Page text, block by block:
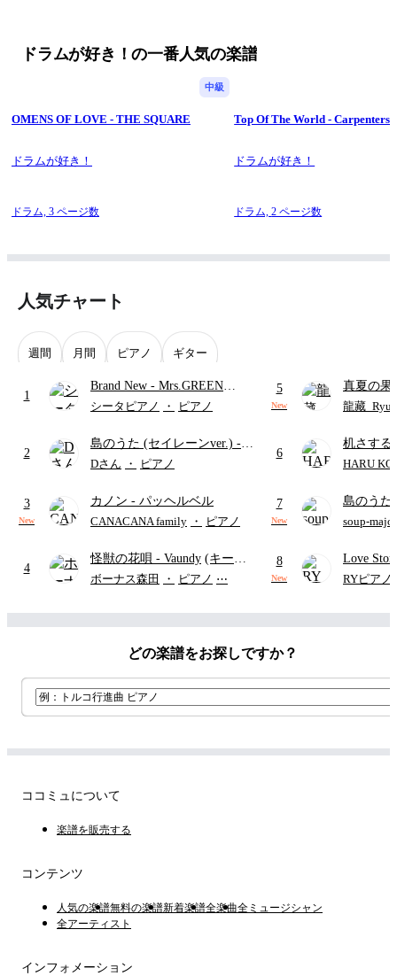
ドラムが好き！の一番人気の楽譜
中級
OMENS OF LOVE - THE SQUARE
ドラムが好き！
ドラム, 3 ページ数
Top Of The World - Carpenters
ドラムが好き！
ドラム,2 ページ数
人気チャート
週間 月間 ピアノ ギター
1
Brand New - Mrs.GREEN
APPLE
シータピアノ ・ ピアノ
2
島のうた (セイレーンver.) -
セイレーン(CV.鈴木みのり)
ード・ペダル付き/『映画ちい
かわ 人魚の島のひみつ』よ
Dさん ・ ピアノ
3
New
カノン - パッヘルベル
CANACANA family ・ ピアノ
4
怪獣の花唄 - Vaundy (キーボ
ードパート)
ボーナス森田 ・ ピアノ ⋯
5
New
真夏の
ターズ
龍藏
6
机さする
HARU
7
New
島のうた
映画ちい
soup-majo
8
New
Love
RYピアノ
どの楽譜をお探しですか？
ココミュについて
楽譜を販売する
コンテンツ
人気の楽譜無料の楽譜新着楽譜全楽曲全ミュージシャン
全アーティスト
インフォメーション